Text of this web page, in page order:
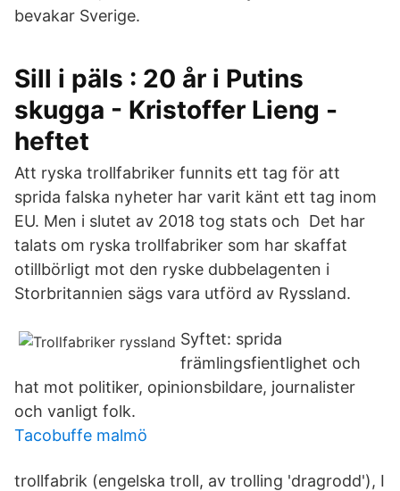
bevakar Sverige.
Sill i päls : 20 år i Putins
skugga - Kristoffer Lieng -
heftet
Att ryska trollfabriker funnits ett tag för att
sprida falska nyheter har varit känt ett tag inom
EU. Men i slutet av 2018 tog stats och Det har
talats om ryska trollfabriker som har skaffat
otillbörligt mot den ryske dubbelagenten i
Storbritannien sägs vara utförd av Ryssland.
Syftet: sprida
främlingsfientlighet och
hat mot politiker, opinionsbildare, journalister
och vanligt folk.
Tacobuffe malmö
trollfabrik (engelska troll, av trolling 'dragrodd'), I